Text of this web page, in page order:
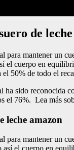
de
para mantener un
el cuerpo en
50% de todo el
sido reconocida
el 76%. Lea más
leche amazon
para mantener un